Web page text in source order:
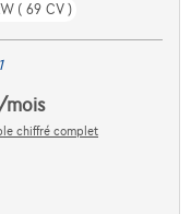
( 69 CV )
1
chiffré complet